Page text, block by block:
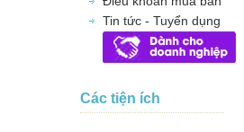
Tin tức - Tuyển dụng
Các tiện ích